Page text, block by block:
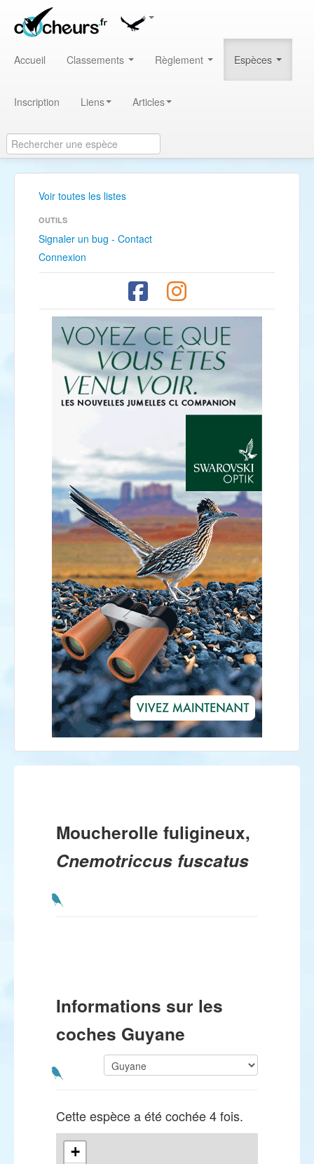
Accueil Classements Règlement Espèces
Inscription Liens Articles
Voir toutes les listes
OUTILS
Signaler un bug - Contact
Connexion
Moucherolle fuligineux,
Cnemotriccus fuscatus
Informations sur les
coches Guyane
Cette espèce a été cochée 4 fois.
+